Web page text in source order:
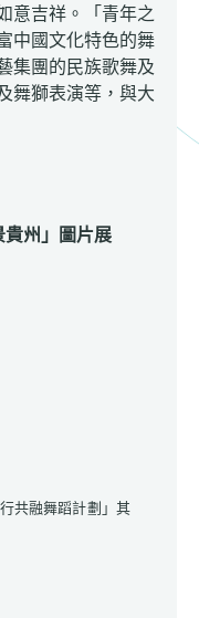
意吉祥。「青年之
中國文化特色的舞
集團的民族歌舞及
舞獅表演等，與大
貴州」圖片展
共融舞蹈計劃」其